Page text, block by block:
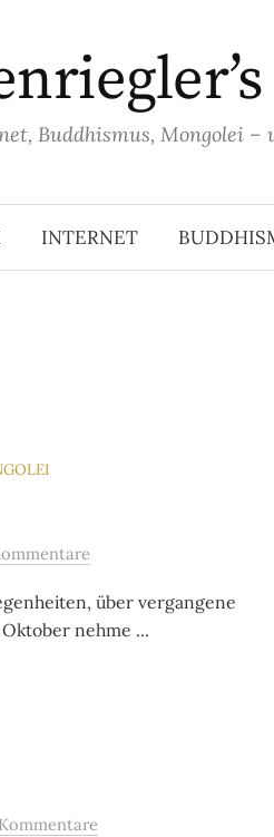
Buddhismus, Mongolei –
INTERNET
über vergangene
nehme ...